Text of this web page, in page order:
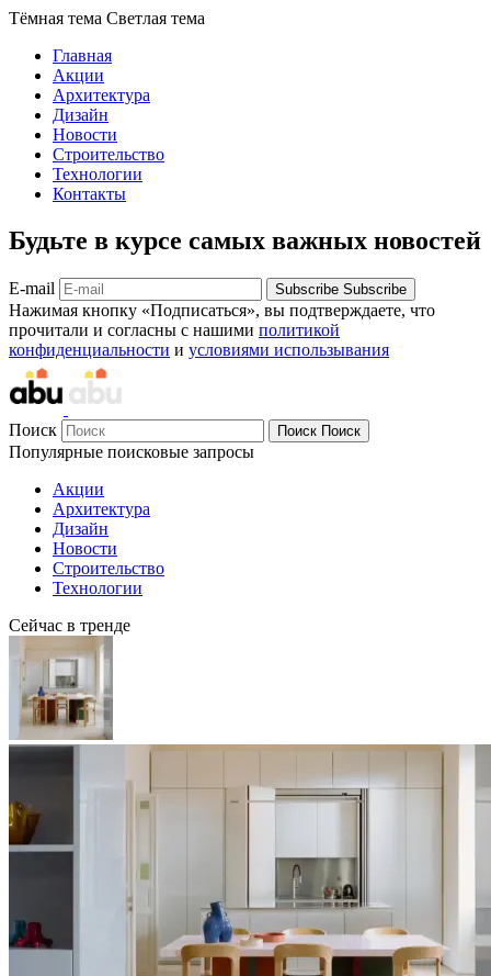
Тёмная тема Светлая тема
Главная
Акции
Архитектура
Дизайн
Новости
Строительство
Технологии
Контакты
Будьте в курсе самых важных новостей
E-mail Subscribe Subscribe
Нажимая кнопку «Подписаться», вы подтверждаете, что
прочитали и согласны с нашими политикой
конфиденциальности и условиями использывания
Поиск Поиск Поиск
Популярные поисковые запросы
Акции
Архитектура
Дизайн
Новости
Строительство
Технологии
Сейчас в тренде